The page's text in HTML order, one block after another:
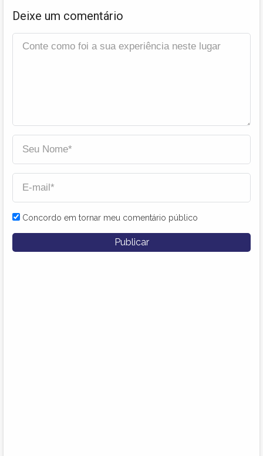
Deixe um comentário
Concordo em tornar meu comentário público